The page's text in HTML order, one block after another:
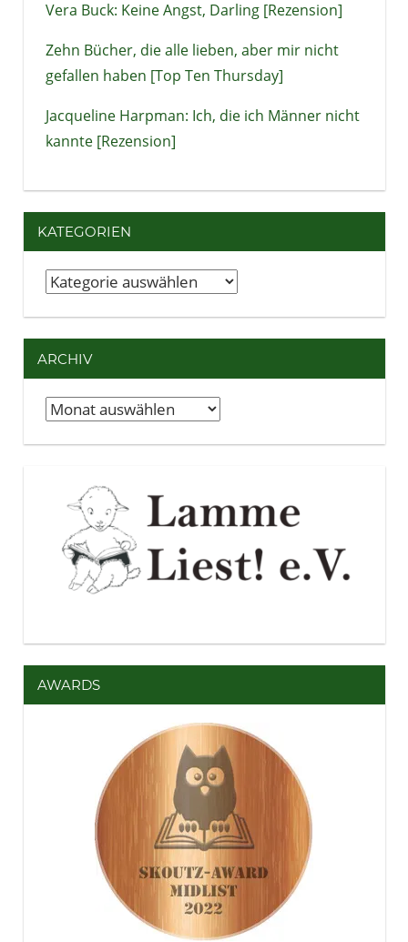
Vera Buck: Keine Angst, Darling [Rezension]
Zehn Bücher, die alle lieben, aber mir nicht
gefallen haben [Top Ten Thursday]
Jacqueline Harpman: Ich, die ich Männer nicht
kannte [Rezension]
KATEGORIEN
Kategorien
ARCHIV
Archiv
AWARDS